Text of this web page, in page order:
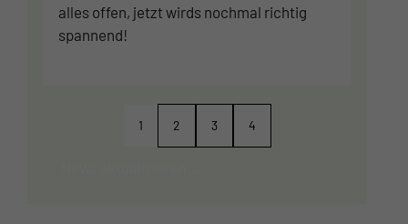
alles offen, jetzt wirds nochmal richtig
spannend!
1 2 3 4